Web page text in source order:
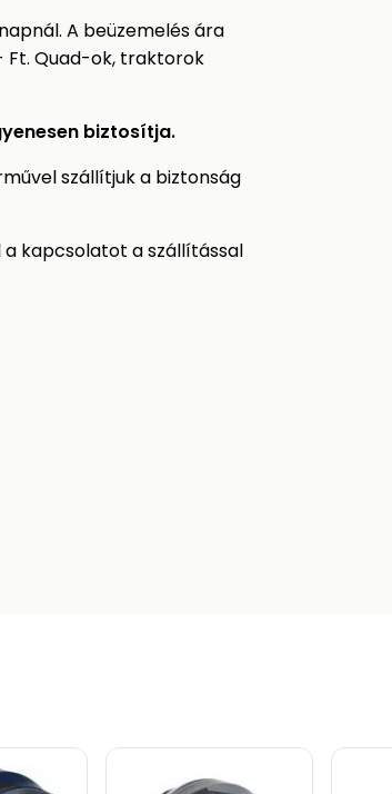
A beüzemelés ára
Quad-ok, traktorok
biztosítja.
szállítjuk a biztonság
a kapcsolatot a szállítással